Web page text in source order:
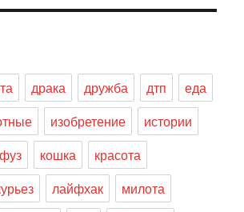
драка дружба дтп
еда
изобретение
истории
кошка
красота
лайфхак
милота